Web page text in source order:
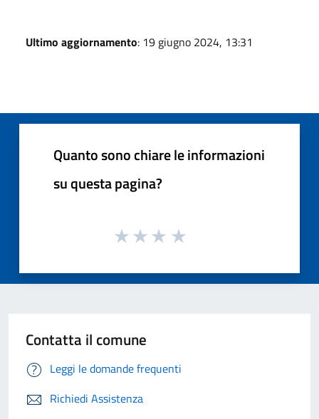
Ultimo aggiornamento: 19 giugno 2024, 13:31
Quanto sono chiare le informazioni
su questa pagina?
Contatta il comune
Leggi le domande frequenti
Richiedi Assistenza